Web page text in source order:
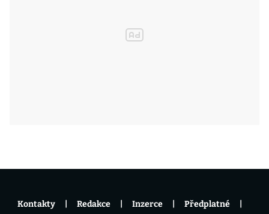
Kontakty Redakce Inzerce Předplatné